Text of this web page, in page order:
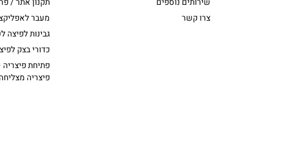
צרו קשר
מעבר
גבינות לפיצה
כדורי בצק
פתיחת
פיצריה מצליחה